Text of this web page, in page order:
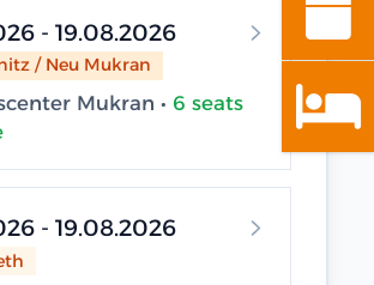
- 19.08.2026
/ Neu Mukran
Trainingscenter Mukran • 6 seats
- 19.08.2026